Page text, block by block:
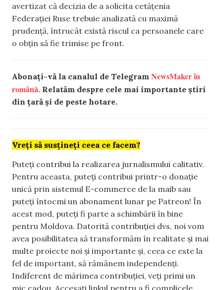
avertizat că decizia de a solicita cetățenia
Federației Ruse trebuie analizată cu maximă
prudență, întrucât există riscul ca persoanele care
o obțin să fie trimise pe front.
Abonați-vă la canalul de Telegram NewsMaker în
română. Relatăm despre cele mai importante știri
din țară și de peste hotare.
Vreți să susțineți ceea ce facem?
Puteți contribui la realizarea jurnalismului calitativ.
Pentru aceasta, puteți contribui printr-o donație
unică prin sistemul E-commerce de la maib sau
puteți întocmi un abonament lunar pe Patreon! În
acest mod, puteți fi parte a schimbării în bine
pentru Moldova. Datorită contribuției dvs, noi vom
avea posibilitatea să transformăm în realitate și mai
multe proiecte noi și importante și, ceea ce este la
fel de important, să rămânem independenți.
Indiferent de mărimea contribuției, veți primi un